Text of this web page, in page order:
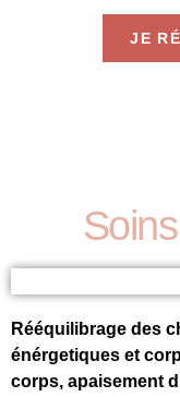
JE
Rééquilibrage des
énérgetiques et
corps, apaisement